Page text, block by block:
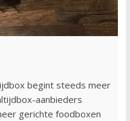
begint steeds meer
aanbieders
gerichte foodboxen